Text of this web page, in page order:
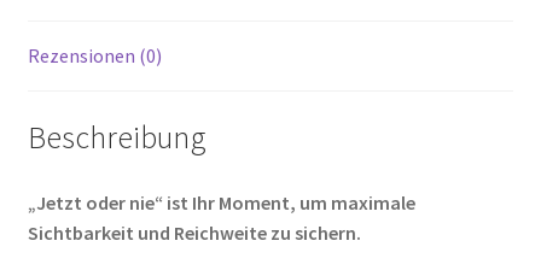
Rezensionen (0)
Beschreibung
„Jetzt oder nie“ ist Ihr Moment, um maximale
Sichtbarkeit und Reichweite zu sichern.